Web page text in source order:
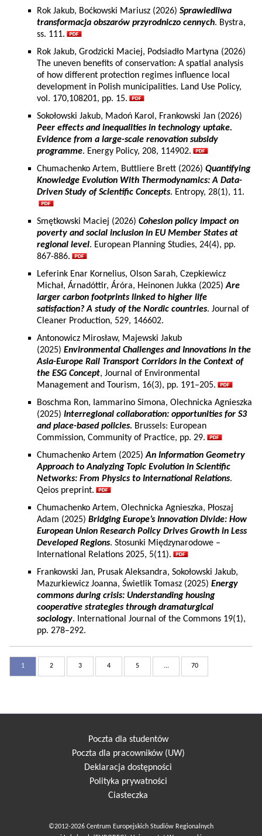
Rok Jakub, Boćkowski Mariusz (2026) Sprawiedliwa
transformacja obszarów przyrodniczo cennych. Bystra,
ss. 111.
Rok Jakub, Grodzicki Maciej, Podsiadło Martyna (2026)
The uneven benefits of conservation: A spatial analysis
of how different protection regimes influence local
development in Polish municipalities. Land Use Policy,
vol. 170,108201, pp. 15.
Sokołowski Jakub, Madoń Karol, Frankowski Jan (2026)
Peer effects and inequalities in technology uptake.
Evidence from a large-scale renovation subsidy
programme. Energy Policy, 208, 114902.
Chumachenko Artem, Buttliere Brett (2026) Quantifying
Knowledge Evolution With Thermodynamics: A Data-
Driven Study of Scientific Concepts. Entropy, 28(1), 11.
Smętkowski Maciej (2026) Cohesion policy impact on
poverty and social inclusion in EU Member States at
regional level. European Planning Studies, 24(4), pp.
867-886.
Leferink Enar Kornelius, Olson Sarah, Czepkiewicz
Michał, Árnadóttir, Áróra, Heinonen Jukka (2025)Are
larger carbon footprints linked to higher life
satisfaction? A study of the Nordic countries. Journal of
Cleaner Production, 529, 146602.
Antonowicz Mirosław, Majewski Jakub
(2025) Environmental Challenges and Innovations in the
Asia-Europe Rail Transport Corridors in the Context of
the ESG Concept, Journal of Environmental
Management and Tourism, 16(3), pp. 191–205.
Boschma Ron, Iammarino Simona, Olechnicka Agnieszka
(2025) Interregional collaboration: opportunities for S3
and place-based policies. Brussels: European
Commission, Community of Practice, pp. 29.
Chumachenko Artem (2025)An Information Geometry
Approach to Analyzing Topic Evolution in Scientific
Networks: From Physics to International Relations.
Qeios preprint.
Chumachenko Artem, Olechnicka Agnieszka, Płoszaj
Adam (2025) Bridging Europe’s Innovation Divide: How
European Union Research Policy Drives Growth in Less
Developed Regions. Stosunki Międzynarodowe –
International Relations 2025, 5(11).
Frankowski Jan, Prusak Aleksandra, Sokołowski Jakub,
Mazurkiewicz Joanna, Świetlik Tomasz (2025) Energy
commons during crisis: Understanding housing
cooperative strategies through dramaturgical
sociology. International Journal of the Commons 19(1),
pp. 278–292.
1 2 3 4 5 ... 70
Poczta dla studentów
Poczta dla pracowników (UW)
Deklaracja dostępności
Polityka prywatności
Ciasteczka
©2012-2026 Centrum Europejskich Studiów Regionalnych